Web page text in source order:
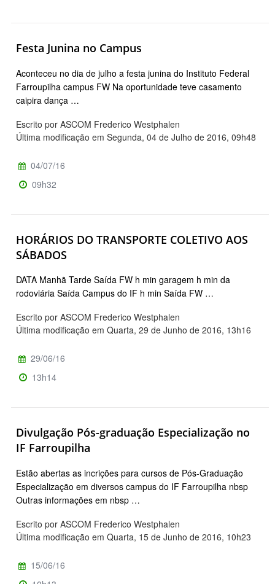
Festa Junina no Campus
Aconteceu no dia de julho a festa junina do Instituto Federal
Farroupilha campus FW Na oportunidade teve casamento
caipira dança …
Escrito por ASCOM Frederico Westphalen
Última modificação em Segunda, 04 de Julho de 2016, 09h48
04/07/16
09h32
HORÁRIOS DO TRANSPORTE COLETIVO AOS
SÁBADOS
DATA Manhã Tarde Saída FW h min garagem h min da
rodoviária Saída Campus do IF h min Saída FW …
Escrito por ASCOM Frederico Westphalen
Última modificação em Quarta, 29 de Junho de 2016, 13h16
29/06/16
13h14
Divulgação Pós-graduação Especialização no
IF Farroupilha
Estão abertas as incrições para cursos de Pós-Graduação
Especialização em diversos campus do IF Farroupilha nbsp
Outras informações em nbsp …
Escrito por ASCOM Frederico Westphalen
Última modificação em Quarta, 15 de Junho de 2016, 10h23
15/06/16